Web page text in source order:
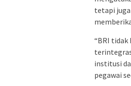
tetapi
“BRI tidak
institusi
pegawai